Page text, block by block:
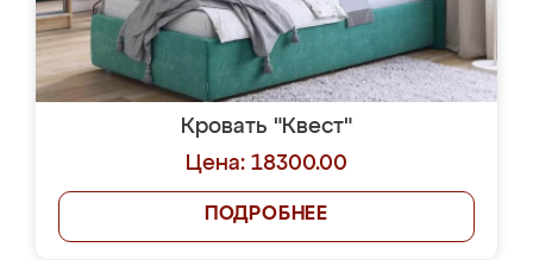
Кровать "Квест"
Цена: 18300.00
ПОДРОБНЕЕ